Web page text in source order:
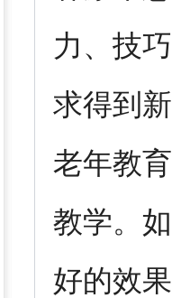
力、技
求得到
老年教
教学。
好的效